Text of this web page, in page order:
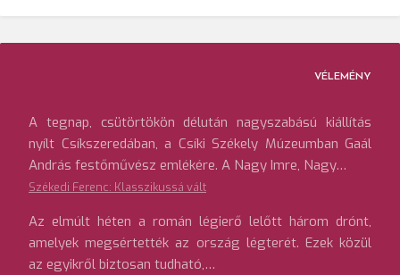
VÉLEMÉNY
A tegnap, csütörtökön délután nagyszabású kiállítás
nyílt Csíkszeredában, a Csíki Székely Múzeumban Gaál
András festőművész emlékére. A Nagy Imre, Nagy…
Székedi Ferenc: Klasszikussá vált
Az elmúlt héten a román légierő lelőtt három drónt,
amelyek megsértették az ország légterét. Ezek közül
az egyikről biztosan tudható,…